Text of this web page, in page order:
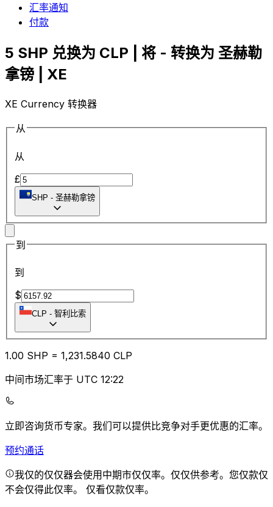
汇率通知
付款
5 SHP 兑换为 CLP | 将 - 转换为 圣赫勒
拿镑 | XE
XE Currency 转换器
从
从
£
SHP - 圣赫勒拿镑
到
到
$
CLP - 智利比索
1.00 SHP = 1,231.5840 CLP
中间市场汇率于 UTC 12:22
立即咨询货币专家。 我们可以提供比竞争对手更优惠的汇率。
预约通话
我仅的仅仅器会使用中期市仅仅率。仅仅供参考。您仅款仅
不会仅得此仅率。 仅看仅款仅率。